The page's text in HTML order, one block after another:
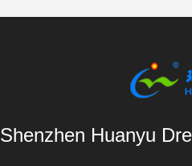
Shenzhen Huanyu